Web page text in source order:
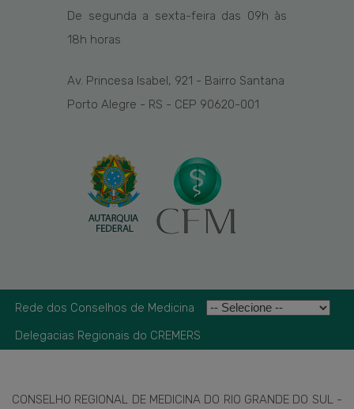
De segunda a sexta-feira das 09h às
18h horas
Av. Princesa Isabel, 921 - Bairro Santana
Porto Alegre - RS - CEP 90620-001
Rede dos Conselhos de Medicina
Delegacias Regionais do CREMERS
CONSELHO REGIONAL DE MEDICINA DO RIO GRANDE DO SUL -